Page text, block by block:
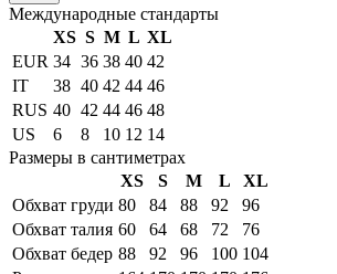
Международные стандарты
XS S M L XL
EUR 34 36 38 40 42
IT
38 40 42 44 46
RUS 40 42 44 46 48
US
6 8 10 12 14
Размеры в сантиметрах
XS
S M L
XL
Обхват груди 80 84 88 92
96
Обхват талия 60 64 68 72
76
Обхват бедер 88 92 96 100 104